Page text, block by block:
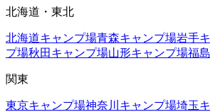
北海道・東北
北海道キャンプ場青森キャンプ場岩手
プ場秋田 キャンプ場山形キャンプ場福島
関東
東京キャンプ場神奈川 キャンプ場埼玉